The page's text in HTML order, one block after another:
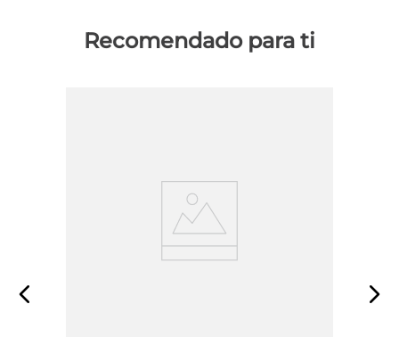
Recomendado para ti